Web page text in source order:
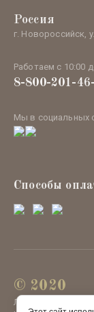
Россия
г. Новороссийск,
Работаем с 10:00
8-800-201-
Мы в социальных
Способы
© 2020
ЛЕФЕЯ ОРГАНИК